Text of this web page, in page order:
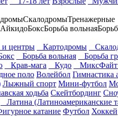
СкалодромыТренажерные
АйкидоБоксБорьба вольная
центры Картодромы
Борьба вольная Борьба
Крав-мага Кудо
поло Волейбол Гимнастика
Лыжный спорт Мини-футбол
ходьба Скейтбординг
Латина (Латиноамериканские
катание Футбол Хоккей